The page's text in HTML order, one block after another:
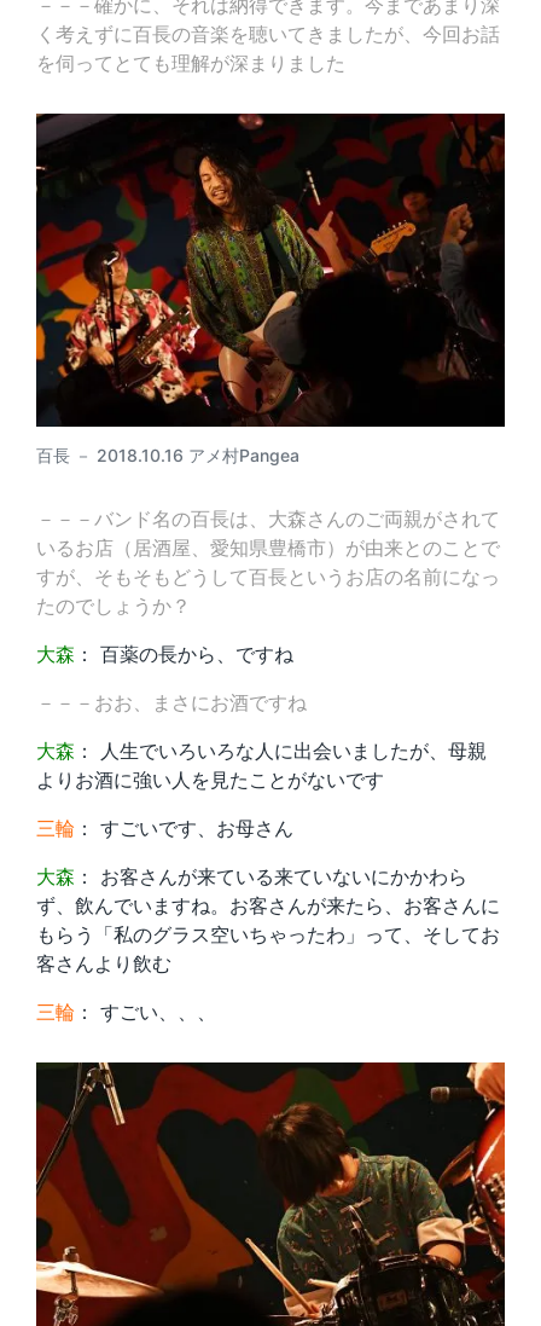
－－－確かに、それは納得できます。今まであまり深
く考えずに百長の音楽を聴いてきましたが、今回お話
を伺ってとても理解が深まりました
百長 － 2018.10.16 アメ村Pangea
－－－バンド名の百長は、大森さんのご両親がされて
いるお店（居酒屋、愛知県豊橋市）が由来とのことで
すが、そもそもどうして百長というお店の名前になっ
たのでしょうか？
大森 ： 百薬の長から、ですね
－－－おお、まさにお酒ですね
大森 ： 人生でいろいろな人に出会いましたが、母親
よりお酒に強い人を見たことがないです
三輪 ： すごいです、お母さん
大森 ： お客さんが来ている来ていないにかかわら
ず、飲んでいますね。お客さんが来たら、お客さんに
もらう「私のグラス空いちゃったわ」って、そしてお
客さんより飲む
三輪 ： すごい、、、